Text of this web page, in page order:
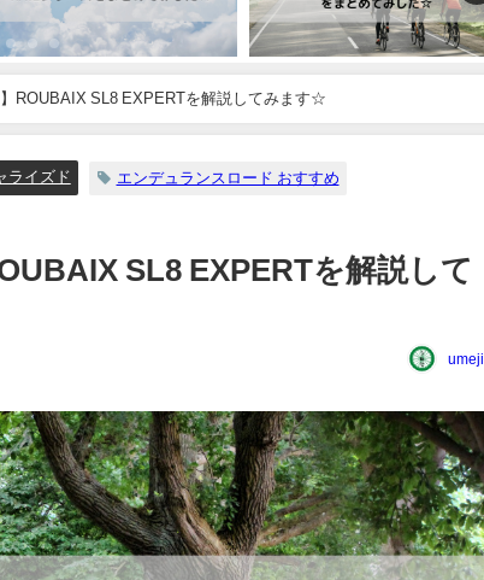
ROUBAIX SL8 EXPERTを解説してみます☆
ライズド エンデュランスロード おすすめ
SL8 EXPERTを解説して
umeji